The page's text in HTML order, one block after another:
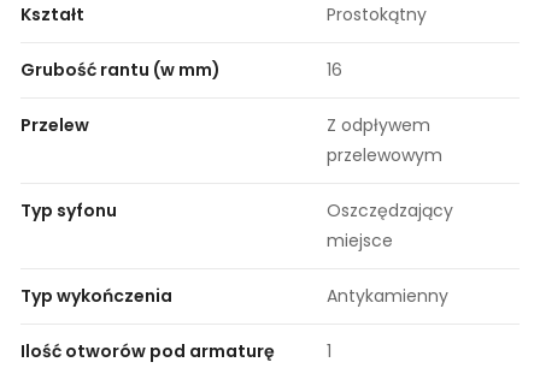
Kształt Prostokątny
Grubość rantu (w mm) 16
Przelew
Z odpływem
przelewowym
Typ syfonu
Oszczędzający
miejsce
Typ wykończenia Antykamienny
Ilość otworów pod armaturę 1